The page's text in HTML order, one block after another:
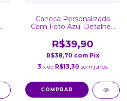
Caneca Personalizada
Com Foto Azul Detalhes
R$39,90
R$38,70 com Pix
3 x de R$13,30 sem juros
COMPRAR